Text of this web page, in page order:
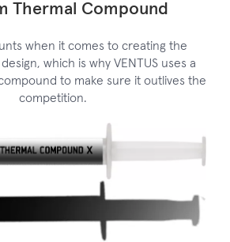
Thermal Compound
when it comes to creating the
which is why VENTUS uses a
to make sure it outlives the
competition.